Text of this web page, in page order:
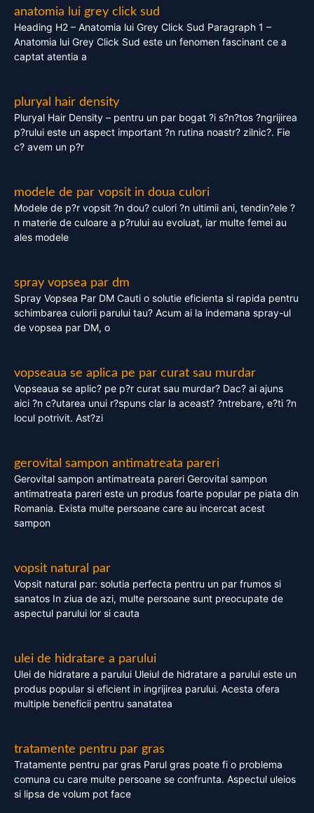
anatomia lui grey click sud
Heading H2 – Anatomia lui Grey Click Sud Paragraph 1 –
Anatomia lui Grey Click Sud este un fenomen fascinant ce a
captat atentia a
pluryal hair density
Pluryal Hair Density – pentru un par bogat ?i s?n?tos ?ngrijirea
p?rului este un aspect important ?n rutina noastr? zilnic?. Fie
c? avem un p?r
modele de par vopsit in doua culori
Modele de p?r vopsit ?n dou? culori ?n ultimii ani, tendin?ele ?
n materie de culoare a p?rului au evoluat, iar multe femei au
ales modele
spray vopsea par dm
Spray Vopsea Par DM Cauti o solutie eficienta si rapida pentru
schimbarea culorii parului tau? Acum ai la indemana spray-ul
de vopsea par DM, o
vopseaua se aplica pe par curat sau murdar
Vopseaua se aplic? pe p?r curat sau murdar? Dac? ai ajuns
aici ?n c?utarea unui r?spuns clar la aceast? ?ntrebare, e?ti ?n
locul potrivit. Ast?zi
gerovital sampon antimatreata pareri
Gerovital sampon antimatreata pareri Gerovital sampon
antimatreata pareri este un produs foarte popular pe piata din
Romania. Exista multe persoane care au incercat acest
sampon
vopsit natural par
Vopsit natural par: solutia perfecta pentru un par frumos si
sanatos In ziua de azi, multe persoane sunt preocupate de
aspectul parului lor si cauta
ulei de hidratare a parului
Ulei de hidratare a parului Uleiul de hidratare a parului este un
produs popular si eficient in ingrijirea parului. Acesta ofera
multiple beneficii pentru sanatatea
tratamente pentru par gras
Tratamente pentru par gras Parul gras poate fi o problema
comuna cu care multe persoane se confrunta. Aspectul uleios
si lipsa de volum pot face